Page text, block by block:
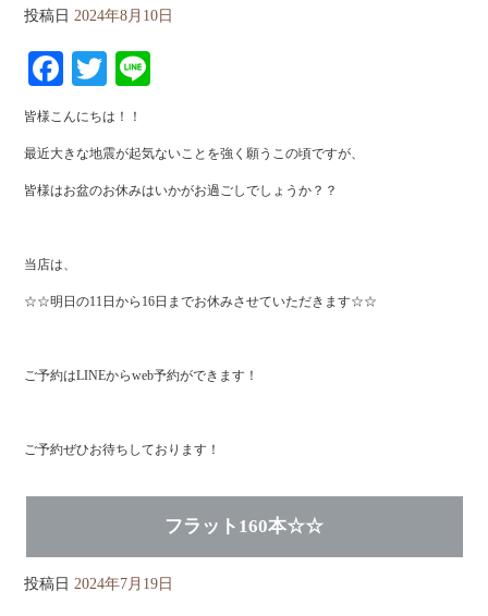
投稿日 2024年8月10日
Fa
ce
bo
ok
T
wi
tte
r
皆様こんにちは！！
最近大きな地震が起気ないことを強く願うこの頃ですが、
皆様はお盆のお休みはいかがお過ごしでしょうか？？
当店は、
☆☆明日の11日から16日までお休みさせていただきます☆☆
ご予約はLINEからweb予約ができます！
ご予約ぜひお待ちしております！
フラット160本☆☆
投稿日 2024年7月19日